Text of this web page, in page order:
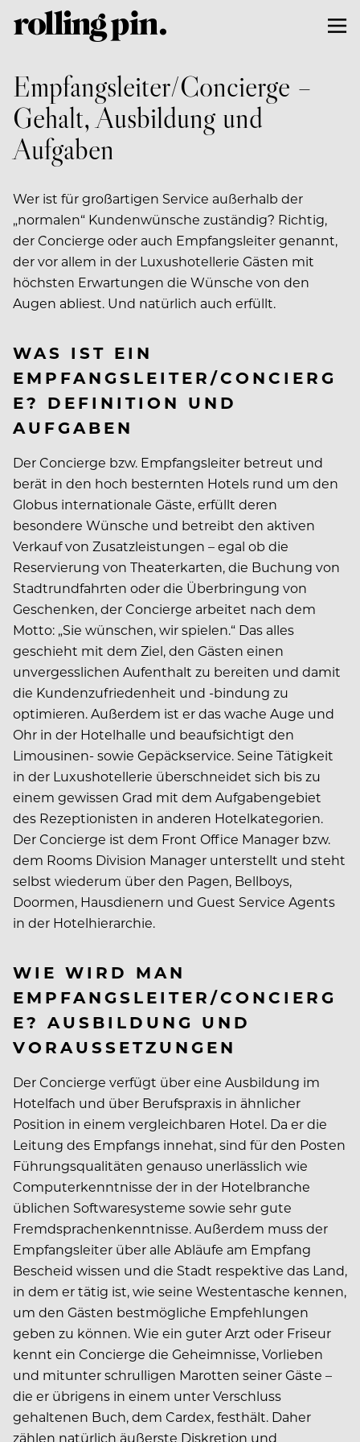
Empfangsleiter/Concierge –
Gehalt, Ausbildung und
Aufgaben
Wer ist für großartigen Service außerhalb der
„normalen“ Kundenwünsche zuständig? Richtig,
der Concierge oder auch Empfangsleiter genannt,
der vor allem in der Luxushotellerie Gästen mit
höchsten Erwartungen die Wünsche von den
Augen abliest. Und natürlich auch erfüllt.
WAS IST EIN
EMPFANGSLEITER/CONCIERG
E? DEFINITION UND
AUFGABEN
Der Concierge bzw. Empfangsleiter betreut und
berät in den hoch besternten Hotels rund um den
Globus internationale Gäste, erfüllt deren
besondere Wünsche und betreibt den aktiven
Verkauf von Zusatzleistungen – egal ob die
Reservierung von Theaterkarten, die Buchung von
Stadtrundfahrten oder die Überbringung von
Geschenken, der Concierge arbeitet nach dem
Motto: „Sie wünschen, wir spielen.“ Das alles
geschieht mit dem Ziel, den Gästen einen
unvergesslichen Aufenthalt zu bereiten und damit
die Kundenzufriedenheit und -bindung zu
optimieren. Außerdem ist er das wache Auge und
Ohr in der Hotelhalle und beaufsichtigt den
Limousinen- sowie Gepäckservice. Seine Tätigkeit
in der Luxushotellerie überschneidet sich bis zu
einem gewissen Grad mit dem Aufgabengebiet
des Rezeptionisten in anderen Hotelkategorien.
Der Concierge ist dem Front Office Manager bzw.
dem Rooms Division Manager unterstellt und steht
selbst wiederum über den Pagen, Bellboys,
Doormen, Hausdienern und Guest Service Agents
in der Hotelhierarchie.
WIE WIRD MAN
EMPFANGSLEITER/CONCIERG
E? AUSBILDUNG UND
VORAUSSETZUNGEN
Der Concierge verfügt über eine Ausbildung im
Hotelfach und über Berufspraxis in ähnlicher
Position in einem vergleichbaren Hotel. Da er die
Leitung des Empfangs innehat, sind für den Posten
Führungsqualitäten genauso unerlässlich wie
Computerkenntnisse der in der Hotelbranche
üblichen Softwaresysteme sowie sehr gute
Fremdsprachenkenntnisse. Außerdem muss der
Empfangsleiter über alle Abläufe am Empfang
Bescheid wissen und die Stadt respektive das Land,
in dem er tätig ist, wie seine Westentasche kennen,
um den Gästen bestmögliche Empfehlungen
geben zu können. Wie ein guter Arzt oder Friseur
kennt ein Concierge die Geheimnisse, Vorlieben
und mitunter schrulligen Marotten seiner Gäste –
die er übrigens in einem unter Verschluss
gehaltenen Buch, dem Cardex, festhält. Daher
zählen natürlich äußerste Diskretion und